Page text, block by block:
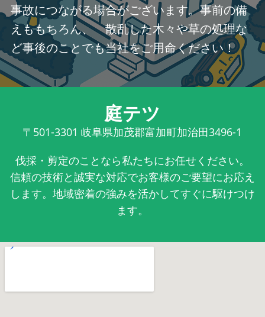
事故につながる場合がございます。事前の備
えももちろん、 散乱した木々や草の処理な
ど事後のことでも当社をご用命ください！
庭テツ
〒501-3301 岐阜県加茂郡富加町加治田3496-1
伐採・剪定のことなら私たちにお任せください。
信頼の技術と誠実な対応でお客様のご要望にお応え
します。地域密着の強みを活かしてすぐに駆けつけ
ます。